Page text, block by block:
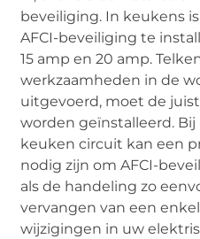
beveiliging. In keukens
AFCI-beveiliging te
15 amp en 20 amp.
werkzaamheden in de
uitgevoerd, moet de
worden geïnstalleerd.
keuken circuit kan een
nodig zijn om AFCI-
als de handeling zo
vervangen van een
wijzigingen in uw